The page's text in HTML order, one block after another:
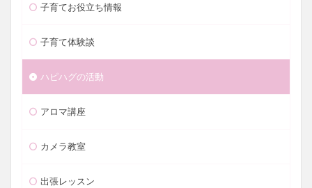
子育てお役立ち情報
子育て体験談
ハピハグの活動
アロマ講座
カメラ教室
出張レッスン